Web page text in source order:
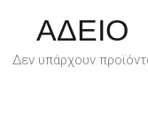
ΑΔΕΙΟ
Δεν υπάρχουν